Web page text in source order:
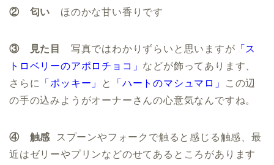
② 匂い ほのかな甘い香りです
③ 見た目 写真ではわかりずらいと思いますが 「ス
トロベリーのアポロチョコ 」 などが飾ってあります、
さらに
「ポッキー」 と 「ハートのマシュマロ」
この辺
の手の込みようがオーナーさんの心意気なんですね。
④ 触感
スプーンやフォークで触ると感じる触感、最
近はゼリーやプリンなどのせてあるところがあります